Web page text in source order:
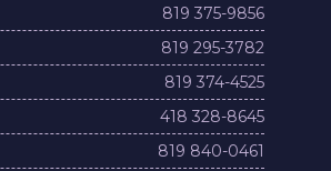
819 375-9856
819 295-3782
819 374-4525
418 328-8645
819 840-0461